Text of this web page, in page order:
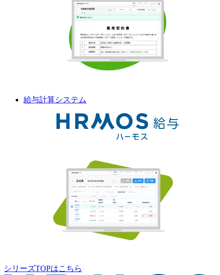
給与計算システム
シリーズTOPはこちら